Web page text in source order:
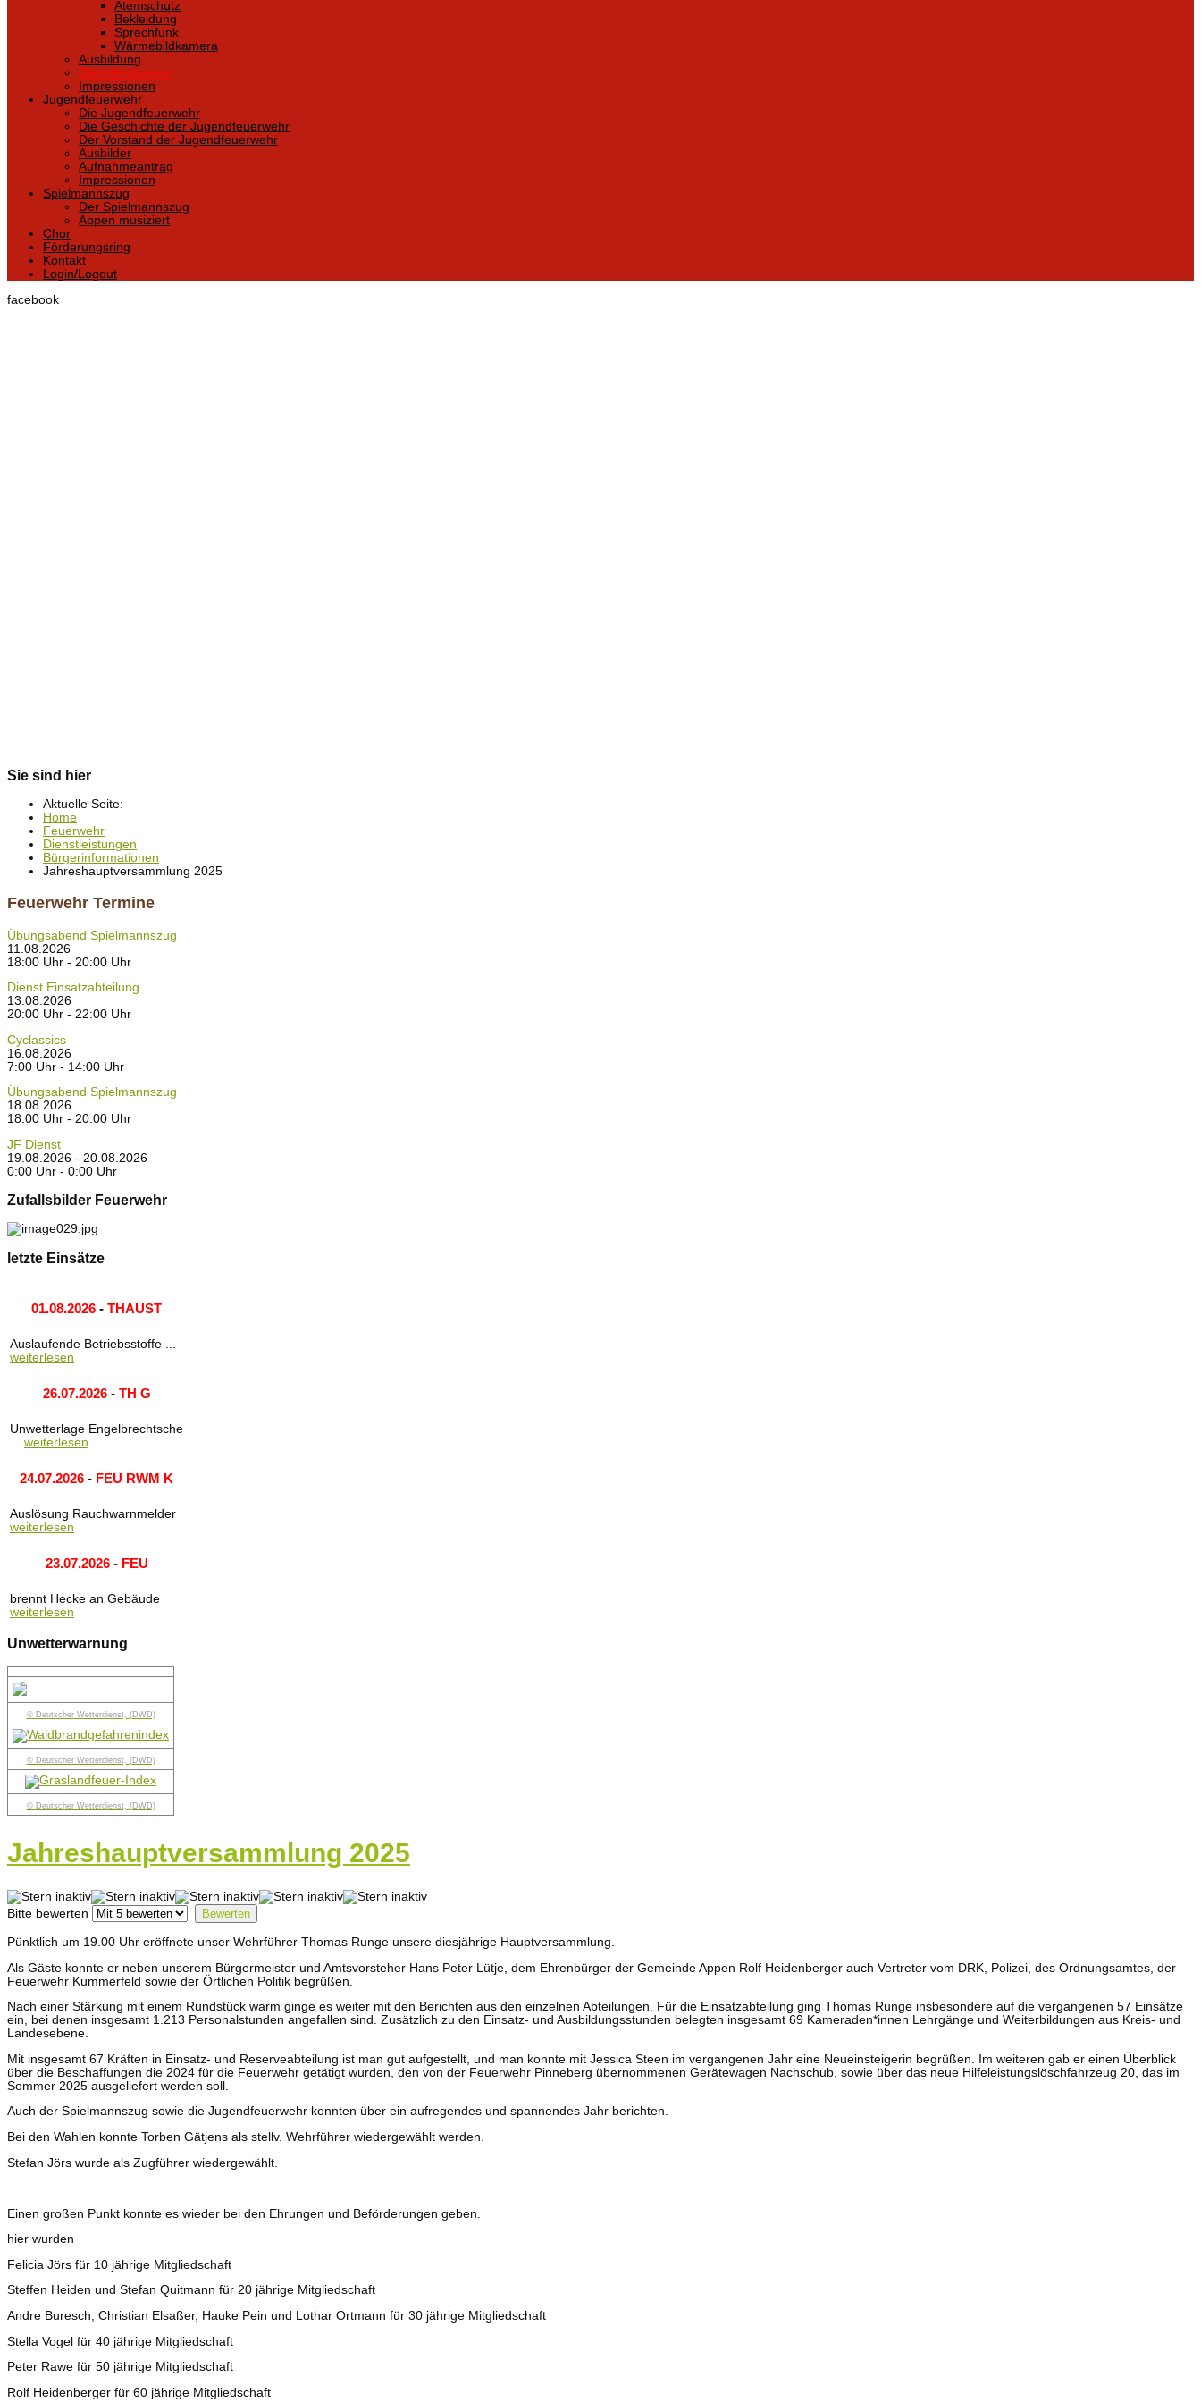
Atemschutz
Bekleidung
Sprechfunk
Wärmebildkamera
Ausbildung
Dienstleistungen
Impressionen
Jugendfeuerwehr
Die Jugendfeuerwehr
Die Geschichte der Jugendfeuerwehr
Der Vorstand der Jugendfeuerwehr
Ausbilder
Aufnahmeantrag
Impressionen
Spielmannszug
Der Spielmannszug
Appen musiziert
Chor
Förderungsring
Kontakt
Login/Logout
facebook
Sie sind hier
Aktuelle Seite:
Home
Feuerwehr
Dienstleistungen
Bürgerinformationen
Jahreshauptversammlung 2025
Feuerwehr Termine
Übungsabend Spielmannszug
11.08.2026
18:00 Uhr - 20:00 Uhr
Dienst Einsatzabteilung
13.08.2026
20:00 Uhr - 22:00 Uhr
Cyclassics
16.08.2026
7:00 Uhr - 14:00 Uhr
Übungsabend Spielmannszug
18.08.2026
18:00 Uhr - 20:00 Uhr
JF Dienst
19.08.2026 - 20.08.2026
0:00 Uhr - 0:00 Uhr
Zufallsbilder Feuerwehr
letzte Einsätze
01.08.2026 - THAUST
Auslaufende Betriebsstoffe ...
weiterlesen
26.07.2026- TH G
Unwetterlage Engelbrechtsche
... weiterlesen
24.07.2026 - FEU RWM K
Auslösung Rauchwarnmelder
weiterlesen
23.07.2026- FEU
brennt Hecke an Gebäude
weiterlesen
Unwetterwarnung
© Deutscher Wetterdienst, (DWD)
© Deutscher Wetterdienst, (DWD)
© Deutscher Wetterdienst, (DWD)
Jahreshauptversammlung 2025
Bitte bewerten
Pünktlich um 19.00 Uhr eröffnete unser Wehrführer Thomas Runge unsere diesjährige Hauptversammlung.
Als Gäste konnte er neben unserem Bürgermeister und Amtsvorsteher Hans Peter Lütje, dem Ehrenbürger der Gemeinde Appen Rolf Heidenberger auch Vertreter vom DRK, Polizei, des Ordnungsamtes, der
Feuerwehr Kummerfeld sowie der Örtlichen Politik begrüßen.
Nach einer Stärkung mit einem Rundstück warm ginge es weiter mit den Berichten aus den einzelnen Abteilungen. Für die Einsatzabteilung ging Thomas Runge insbesondere auf die vergangenen 57 Einsätze
ein, bei denen insgesamt 1.213 Personalstunden angefallen sind. Zusätzlich zu den Einsatz- und Ausbildungsstunden belegten insgesamt 69 Kameraden*innen Lehrgänge und Weiterbildungen aus Kreis- und
Landesebene.
Mit insgesamt 67 Kräften in Einsatz- und Reserveabteilung ist man gut aufgestellt, und man konnte mit Jessica Steen im vergangenen Jahr eine Neueinsteigerin begrüßen. Im weiteren gab er einen Überblick
über die Beschaffungen die 2024 für die Feuerwehr getätigt wurden, den von der Feuerwehr Pinneberg übernommenen Gerätewagen Nachschub, sowie über das neue Hilfeleistungslöschfahrzeug 20, das im
Sommer 2025 ausgeliefert werden soll.
Auch der Spielmannszug sowie die Jugendfeuerwehr konnten über ein aufregendes und spannendes Jahr berichten.
Bei den Wahlen konnte Torben Gätjens als stellv. Wehrführer wiedergewählt werden.
Stefan Jörs wurde als Zugführer wiedergewählt.
Einen großen Punkt konnte es wieder bei den Ehrungen und Beförderungen geben.
hier wurden
Felicia Jörs für 10 jährige Mitgliedschaft
Steffen Heiden und Stefan Quitmann für 20 jährige Mitgliedschaft
Andre Buresch, Christian Elsaßer, Hauke Pein und Lothar Ortmann für 30 jährige Mitgliedschaft
Stella Vogel für 40 jährige Mitgliedschaft
Peter Rawe für 50 jährige Mitgliedschaft
Rolf Heidenberger für 60 jährige Mitgliedschaft